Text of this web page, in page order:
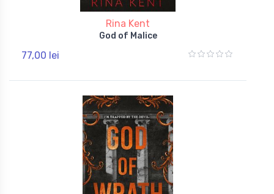
Rina Kent
God of Malice
77,00 lei